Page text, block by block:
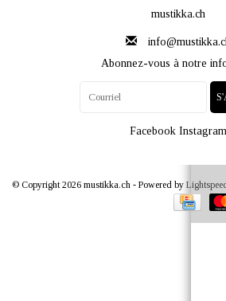
mustikka.ch
Abonnez-vous à notre
Facebook Instagram
© Copyright 2026 mustikka.ch - Powered by